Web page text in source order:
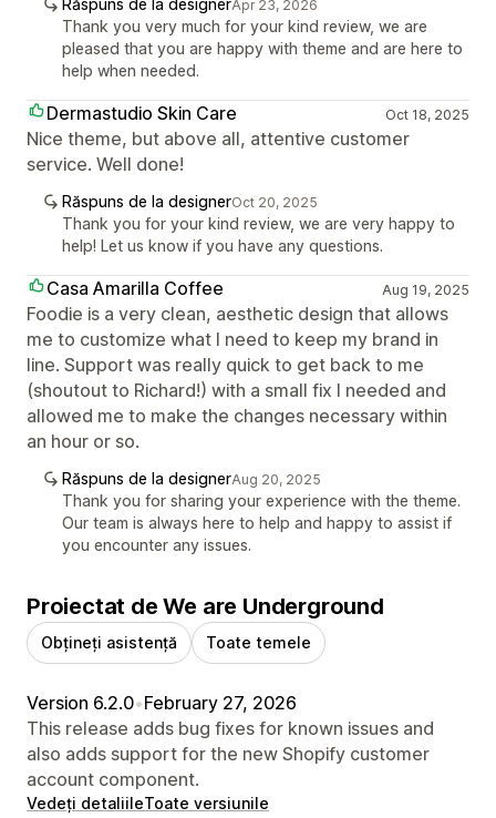
Apr 23, 2026
Thank you very much for your kind review, we are
pleased that you are happy with theme and are here to
help when needed.
Dermastudio Skin Care Oct 18, 2025
Nice theme, but above all, attentive customer
service. Well done!
Răspuns de la designerOct 20, 2025
Thank you for your kind review, we are very happy to
help! Let us know if you have any questions.
Casa Amarilla Coffee Aug 19, 2025
Foodie is a very clean, aesthetic design that allows
me to customize what I need to keep my brand in
line. Support was really quick to get back to me
(shoutout to Richard!) with a small fix I needed and
allowed me to make the changes necessary within
an hour or so.
Răspuns de la designerAug 20, 2025
Thank you for sharing your experience with the theme.
Our team is always here to help and happy to assist if
you encounter any issues.
Proiectat de We are Underground
Obțineți asistență Toate temele
Version 6.2.0•February 27, 2026
This release adds bug fixes for known issues and
also adds support for the new Shopify customer
account component.
Vedeți detaliileToate versiunile